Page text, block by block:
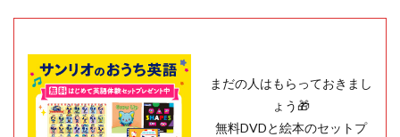
まだの人はもらっておきまし
ょう🎁
無料DVDと絵本のセットプ